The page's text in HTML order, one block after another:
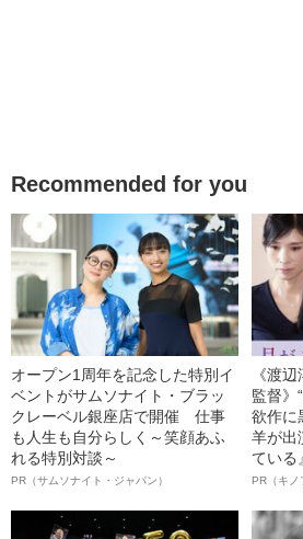
Recommended for you
オープン1周年を記念した特別イ
ベントがサムソナイト・ブラッ
クレーベル銀座店で開催 仕事
も人生も自分らしく～笑顔あふ
れる特別対談～
PR（サムソナイト・ジャパン）
《渡
監督》
欲作に
羊が出
ている
PR（キノ